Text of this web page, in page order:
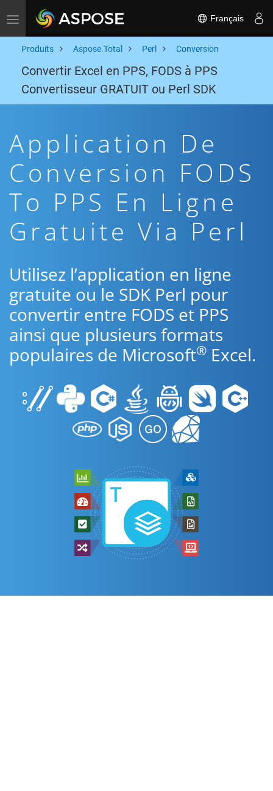
Toggle navigation Français
Produits Aspose.Total Perl Conversion
Convertir Excel en PPS, FODS à PPS
Convertisseur GRATUIT ou Perl SDK
Application De
Conversion FODS
To PPS En Ligne
Gratuite Via Perl
Utilisez l’application en ligne
gratuite ou le SDK Perl pour
convertir entre FODS et PPS
ainsi que plusieurs formats
populaires de Microsoft® Excel.